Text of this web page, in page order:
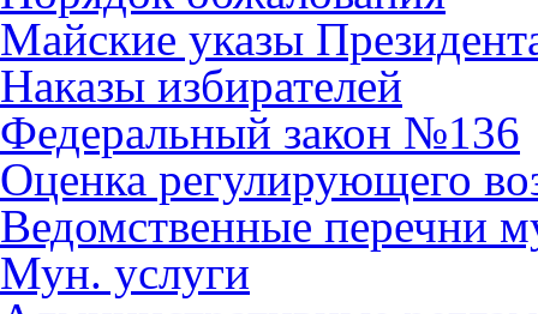
Майские указы
Наказы избирателей
Федеральный закон №136
Оценка регулирующего
Ведомственные перечни
Мун. услуги